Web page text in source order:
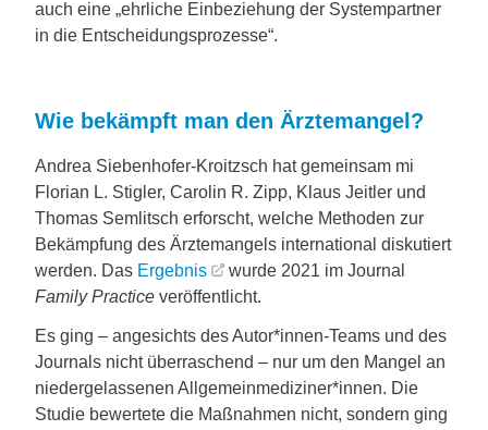
auch eine „ehrliche Einbeziehung der Systempartner
in die Entscheidungsprozesse“.
Wie bekämpft man den Ärztemangel?
Andrea Siebenhofer-Kroitzsch hat gemeinsam mi
Florian L. Stigler, Carolin R. Zipp, Klaus Jeitler und
Thomas Semlitsch erforscht, welche Methoden zur
Bekämpfung des Ärztemangels international diskutiert
werden. Das Ergebnis
wurde 2021 im Journal
Family Practice veröffentlicht.
Es ging – angesichts des Autor*innen-Teams und des
Journals nicht überraschend – nur um den Mangel an
niedergelassenen Allgemeinmediziner*innen. Die
Studie bewertete die Maßnahmen nicht, sondern ging